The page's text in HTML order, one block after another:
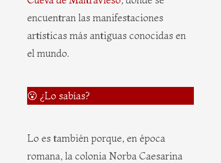
encuentran las manifestaciones
artísticas más antiguas conocidas en
el mundo.
😮 ¿Lo sabías?
Lo es también porque, en época
romana, la colonia Norba Caesarina